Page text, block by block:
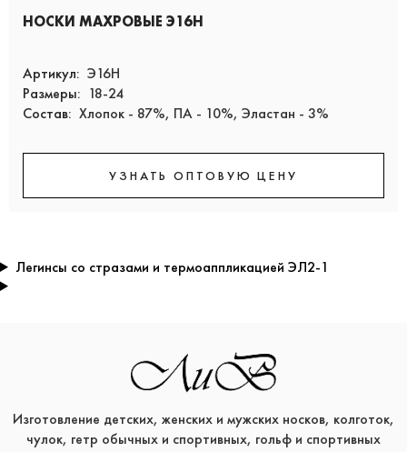
НОСКИ МАХРОВЫЕ Э16Н
Артикул: Э16Н
Размеры: 18-24
Состав: Хлопок - 87%, ПА - 10%, Эластан - 3%
УЗНАТЬ ОПТОВУЮ ЦЕНУ
Легинсы со стразами и термоаппликацией ЭЛ2-1
Изготовление детских, женских и мужских носков, колготок,
чулок, гетр обычных и спортивных, гольф и спортивных